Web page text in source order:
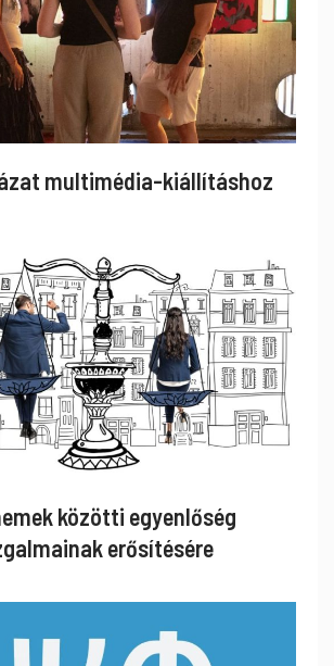
multimédia-kiállításhoz
közötti egyenlőség
erősítésére